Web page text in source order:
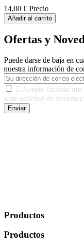
14,00 € Precio
Añadir al carrito
Ofertas y
Puede darse de baja en
nuestra información de
 Acepto facilitar mis
a mi solicitud de
Enviar
Productos
Productos